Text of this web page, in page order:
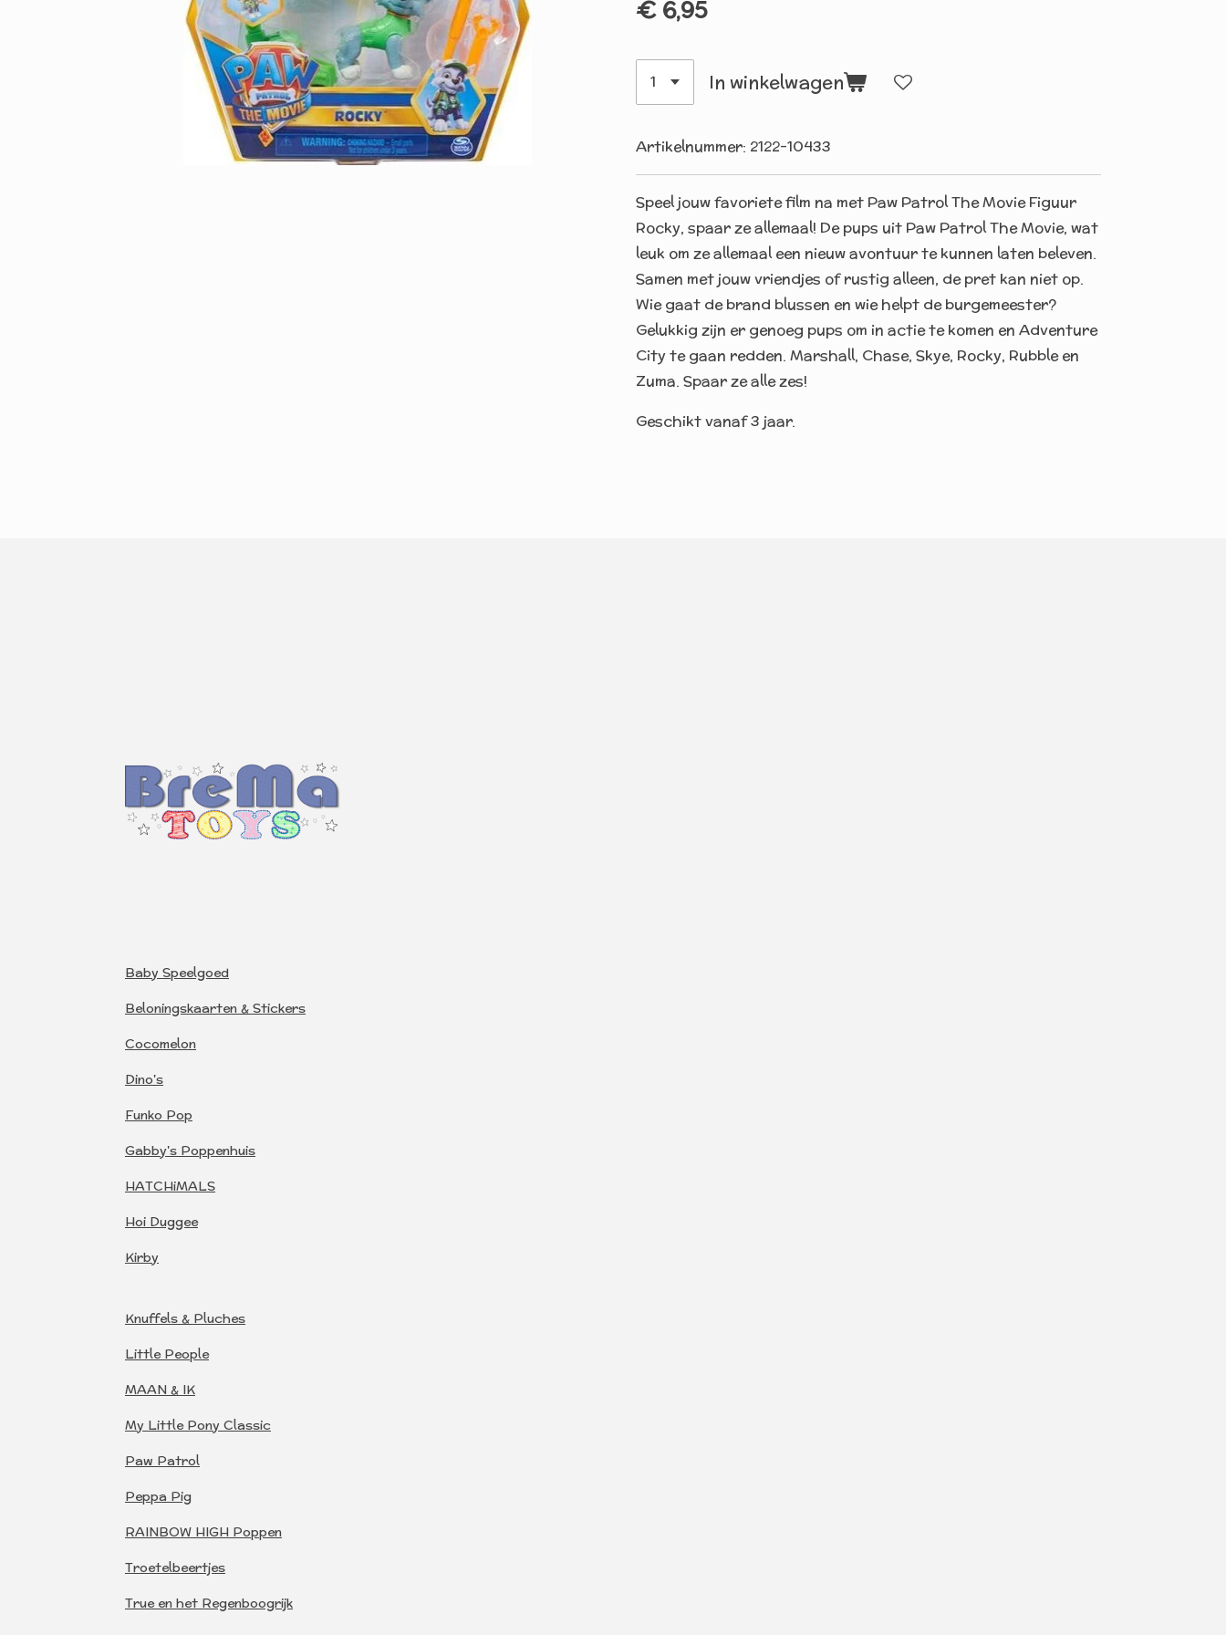
€ 6,95
In winkelwagen
Artikelnummer: 2122-10433
Speel jouw favoriete film na met Paw Patrol The Movie Figuur
Rocky, spaar ze allemaal! De pups uit Paw Patrol The Movie, wat
leuk om ze allemaal een nieuw avontuur te kunnen laten beleven.
Samen met jouw vriendjes of rustig alleen, de pret kan niet op.
Wie gaat de brand blussen en wie helpt de burgemeester?
Gelukkig zijn er genoeg pups om in actie te komen en Adventure
City te gaan redden. Marshall, Chase, Skye, Rocky, Rubble en
Zuma. Spaar ze alle zes!
Geschikt vanaf 3 jaar.
Baby Speelgoed
Beloningskaarten & Stickers
Cocomelon
Dino's
Funko Pop
Gabby's Poppenhuis
HATCHiMALS
Hoi Duggee
Kirby
Knuffels & Pluches
Little People
MAAN & IK
My Little Pony Classic
Paw Patrol
Peppa Pig
RAINBOW HIGH Poppen
Troetelbeertjes
True en het Regenboogrijk